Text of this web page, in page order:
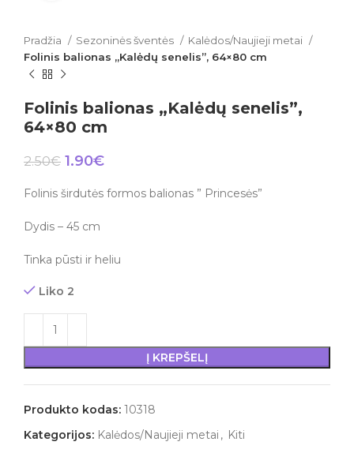
Pradžia Sezoninės šventės
Kalėdos/Naujieji metai
Folinis balionas „Kalėdų senelis”, 64×80 cm
Folinis balionas „Kalėdų senelis”,
64×80 cm
2.50€ 1.90€
Folinis širdutės formos balionas ” Princesės”
Dydis – 45 cm
Tinka pūsti ir heliu
Liko 2
Į KREPŠELĮ
Produkto kodas: 10318
Kategorijos: Kalėdos/Naujieji metai , Kiti